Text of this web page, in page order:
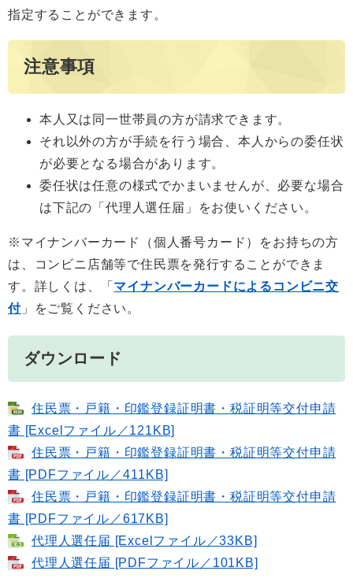
指定することができます。
注意事項
本人又は同一世帯員の方が請求できます。
それ以外の方が手続を行う場合、本人からの委任状
が必要となる場合があります。
委任状は任意の様式でかまいませんが、必要な場合
は下記の「代理人選任届」をお使いください。
※マイナンバーカード（個人番号カード）をお持ちの方
は、コンビニ店舗等で住民票を発行することができま
す。詳しくは、「 マイナンバーカードによるコンビニ交
付」をご覧ください。
ダウンロード
住民票・戸籍・印鑑登録証明書・税証明等交付申請
書 [Excelファイル／121KB]
住民票・戸籍・印鑑登録証明書・税証明等交付申請
書 [PDFファイル／411KB]
住民票・戸籍・印鑑登録証明書・税証明等交付申請
書 [PDFファイル／617KB]
代理人選任届 [Excelファイル／33KB]
代理人選任届 [PDFファイル／101KB]